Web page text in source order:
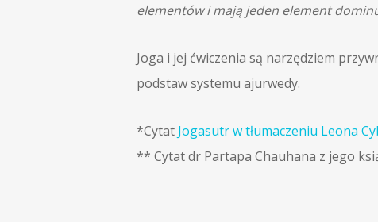
elementów i mają jeden element
Joga i jej ćwiczenia są narzędziem
podstaw systemu ajurwedy.
*Cytat Jogasutr w tłumaczeniu Leona
** Cytat dr Partapa Chauhana z jego